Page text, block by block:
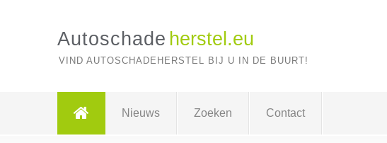
Autoschade herstel.eu
VIND AUTOSCHADEHERSTEL BIJ U IN DE BUURT!
Nieuws Zoeken Contact